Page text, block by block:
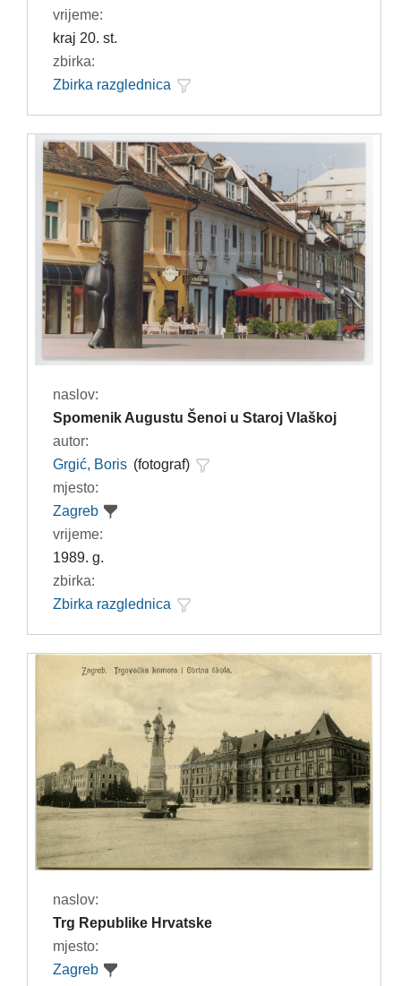
vrijeme:
kraj 20. st.
zbirka:
Zbirka razglednica
naslov:
Spomenik Augustu Šenoi u Staroj Vlaškoj
autor:
Grgić, Boris (fotograf)
mjesto:
Zagreb
vrijeme:
1989. g.
zbirka:
Zbirka razglednica
naslov:
Trg Republike Hrvatske
mjesto:
Zagreb